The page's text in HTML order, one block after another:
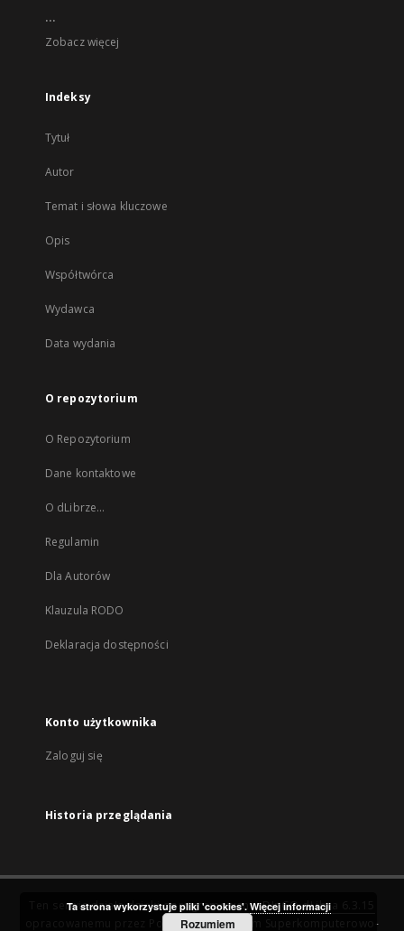
...
Zobacz więcej
Indeksy
Tytuł
Autor
Temat i słowa kluczowe
Opis
Współtwórca
Wydawca
Data wydania
O repozytorium
O Repozytorium
Dane kontaktowe
O dLibrze...
Regulamin
Dla Autorów
Klauzula RODO
Deklaracja dostępności
Konto użytkownika
Zaloguj się
Historia przeglądania
Ten serwis działa dzięki oprogramowaniuDInGO dLibra 6.3.15
Poznańskie Centrum Superkomputerowo-
Ta strona wykorzystuje pliki 'cookies'. Więcej informacji
Rozumiem